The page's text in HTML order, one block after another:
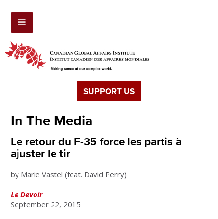
SUPPORT US
In The Media
Le retour du F-35 force les partis à
ajuster le tir
by Marie Vastel (feat. David Perry)
Le Devoir
September 22, 2015